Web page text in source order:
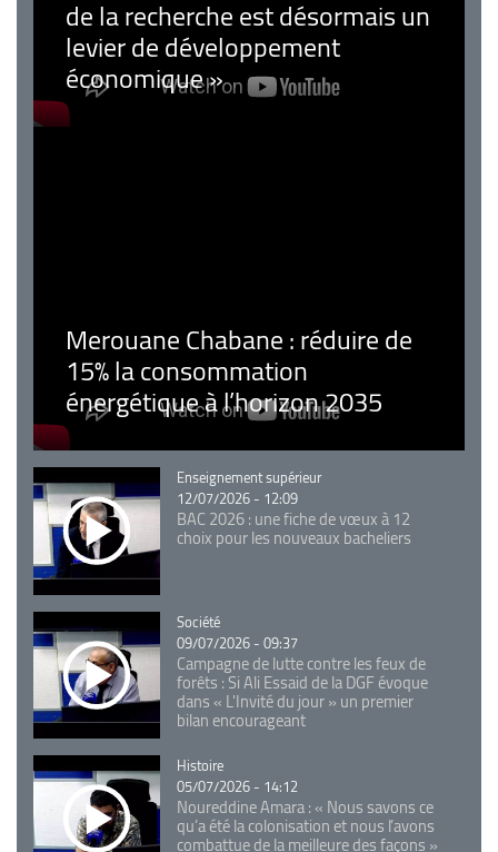
de la recherche est désormais un
levier de développement
économique »
Merouane Chabane : réduire de
15% la consommation
énergétique à l’horizon 2035
Catégorie
Enseignement supérieur
12/07/2026 - 12:09
BAC 2026 : une fiche de vœux à 12
choix pour les nouveaux bacheliers
Catégorie
Société
09/07/2026 - 09:37
Campagne de lutte contre les feux de
forêts : Si Ali Essaid de la DGF évoque
dans « L'Invité du jour » un premier
bilan encourageant
Catégorie
Histoire
05/07/2026 - 14:12
Noureddine Amara : « Nous savons ce
qu’a été la colonisation et nous l’avons
combattue de la meilleure des façons »